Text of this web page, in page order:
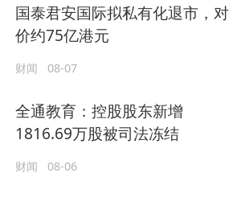
国泰君安国际拟私有化退市，对
价约75亿港元
财闻 08-07
全通教育：控股股东新增
1816.69万股被司法冻结
财闻 08-06